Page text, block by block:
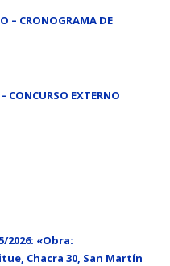
– CRONOGRAMA DE
CONCURSO EXTERNO
2026: «Obra:
Chacra 30, San Martín